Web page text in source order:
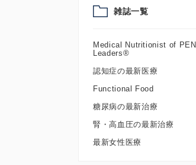
雑誌一覧
Medical Nutritionist of PEN
Leaders®
認知症の最新医療
Functional Food
糖尿病の最新治療
腎・高血圧の最新治療
最新女性医療